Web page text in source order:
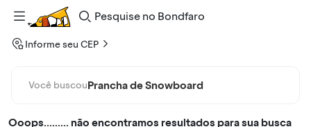
Pesquise
Bondfaro
Informe seu CEP
Você buscouPrancha de Snowboard
Ooops......... não encontramos resultados para sua busca